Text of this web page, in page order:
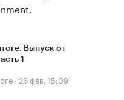
Выпуск от
1
· 26 фев, 15:09